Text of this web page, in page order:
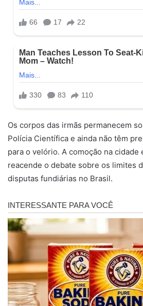
Os corpos das irmãs permanecem
Polícia Científica e ainda não têm
para o velório. A comoção na cidade
reacende o debate sobre os limites
disputas fundiárias no Brasil.